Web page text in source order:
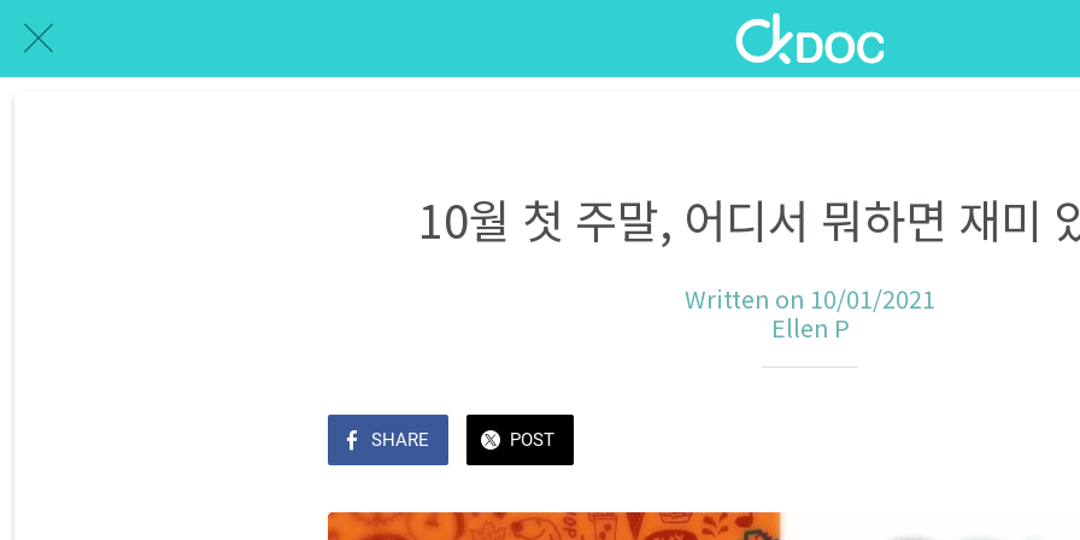
10월 첫 주말, 어디서 뭐하면 재미
Written on 10/01/2021
Ellen P
SHARE POST